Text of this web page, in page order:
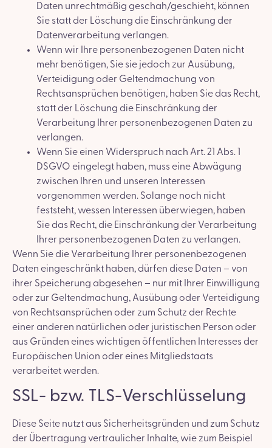
Daten unrechtmäßig geschah/geschieht, können
Sie statt der Löschung die Einschränkung der
Datenverarbeitung verlangen.
Wenn wir Ihre personenbezogenen Daten nicht
mehr benötigen, Sie sie jedoch zur Ausübung,
Verteidigung oder Geltendmachung von
Rechtsansprüchen benötigen, haben Sie das Recht,
statt der Löschung die Einschränkung der
Verarbeitung Ihrer personenbezogenen Daten zu
verlangen.
Wenn Sie einen Widerspruch nach Art. 21 Abs. 1
DSGVO eingelegt haben, muss eine Abwägung
zwischen Ihren und unseren Interessen
vorgenommen werden. Solange noch nicht
feststeht, wessen Interessen überwiegen, haben
Sie das Recht, die Einschränkung der Verarbeitung
Ihrer personenbezogenen Daten zu verlangen.
Wenn Sie die Verarbeitung Ihrer personenbezogenen
Daten eingeschränkt haben, dürfen diese Daten – von
ihrer Speicherung abgesehen – nur mit Ihrer Einwilligung
oder zur Geltendmachung, Ausübung oder Verteidigung
von Rechtsansprüchen oder zum Schutz der Rechte
einer anderen natürlichen oder juristischen Person oder
aus Gründen eines wichtigen öffentlichen Interesses der
Europäischen Union oder eines Mitgliedstaats
verarbeitet werden.
SSL- bzw. TLS-Verschlüsselung
Diese Seite nutzt aus Sicherheitsgründen und zum Schutz
der Übertragung vertraulicher Inhalte, wie zum Beispiel